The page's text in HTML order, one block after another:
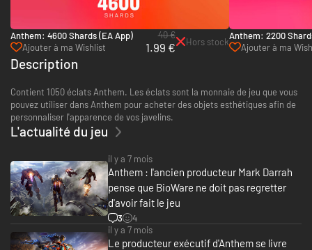
Anthem: 4600 Shards (EA App)
Ajouter à ma Wishlist
40 €
1.99 € Hors stock
Anthem: 2200
Ajouter à ma
Description
Contient 1050 éclats Anthem. Les éclats sont la monnaie de jeu que vous
pouvez utiliser dans Anthem pour acheter des objets esthétiques afin de
personnaliser l'apparence de vos javelins.
L'actualité du jeu
il y a 7 mois
Anthem : l'ancien producteur Mark Darrah
pense que BioWare ne doit pas regretter
d'avoir fait le jeu
3
4
il y a 7 mois
Le producteur exécutif d'Anthem se livre